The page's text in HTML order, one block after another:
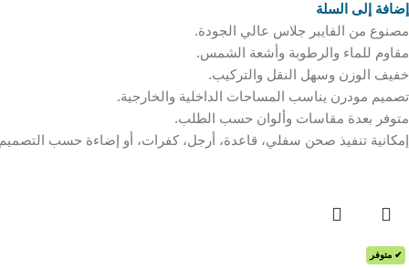
إضافة إلى السلة
مصنوع من الفايبر جلاس عالي الجودة.
مقاوم للماء والرطوبة وأشعة الشمس.
خفيف الوزن وسهل النقل والتركيب.
تصميم مودرن يناسب المساحات الداخلية والخارجية.
متوفر بعدة مقاسات وألوان حسب الطلب.
إمكانية تنفيذ صحن سفلي، قاعدة، أرجل، كفرات، أو إضاءة حسب
✔ متوفر